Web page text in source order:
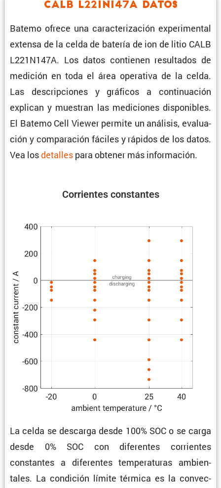
CALB L221N147A Datos
Batemo ofrece una carac­te­ri­za­ción experi­mental
extensa de la celda de batería de ion de litio CALB
L221N147A. Los datos contienen resul­tados de
medición en toda el área opera­tiva de la celda.
Las descrip­ciones y gráficos a conti­nua­ción
explican y muestran las mediciones dispo­ni­bles.
El Batemo Cell Viewer permite un análisis, evalua­
ción y compa­ra­ción fáciles y rápidos de los datos.
Vea losdetalles para obtener más información.
Corrientes constantes
La celda se descarga desde 100% SOC o se carga
desde 0% SOC con diferentes corrientes
constantes a diferentes tempe­ra­turas ambien­
tales. La condi­ción límite térmica es la convec­